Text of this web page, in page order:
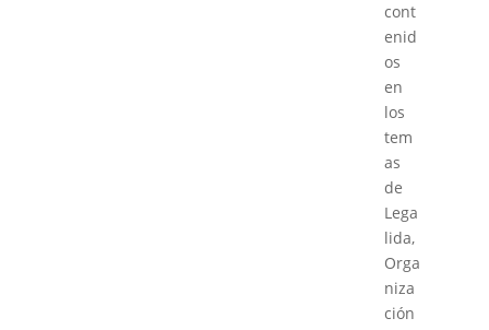
cont
enid
os
en
los
tem
as
de
Lega
lida,
Orga
niza
ción